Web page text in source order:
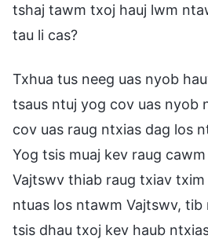
tshaj tawm txoj hauj lwm
tau li cas?
Txhua tus neeg uas nyob
tsaus ntuj yog cov uas nyob
cov uas raug ntxias dag los
Yog tsis muaj kev raug
Vajtswv thiab raug txiav
ntuas los ntawm Vajtswv, tib
tsis dhau txoj kev haub